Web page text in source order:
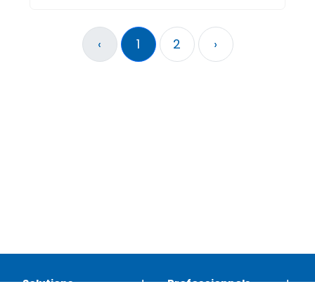
‹ 1 2 ›
Solutions Professionnels